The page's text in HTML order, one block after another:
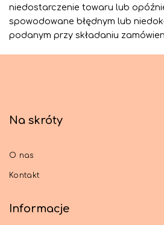
niedostarczenie towaru lub
spowodowane błędnym lub
podanym przy składaniu
Na skróty
O nas
Kontakt
Informacje